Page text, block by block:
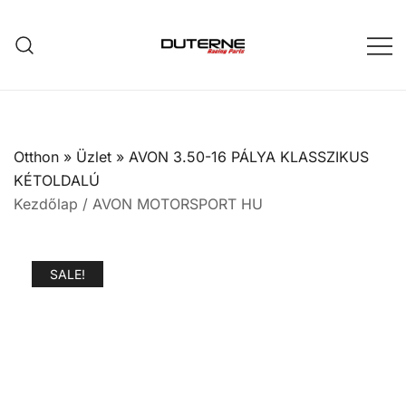
content
Otthon » Üzlet » AVON 3.50-16 PÁLYA KLASSZIKUS
KÉTOLDALÚ
Kezdőlap / AVON MOTORSPORT HU
SALE!